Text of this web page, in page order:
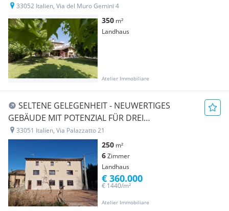
33052 Italien, Via del Muro Gemini 4
350 m²
Landhaus
Atelier Immobiliare
SELTENE GELEGENHEIT - NEUWERTIGES
GEBÄUDE MIT POTENZIAL FÜR DREI
UNABHÄNGIGE WOHNEINHEITEN
33051 Italien, Via Palazzatto 21
250 m²
6Zimmer
Landhaus
Atelier Immobiliare
€ 1440/m²
€ 360.000